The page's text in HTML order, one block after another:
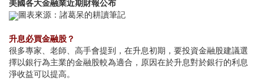
美國各大金融業近期財報公布
圖表來源：諸葛呆的耕讀筆記
升息必買金融股？
很多專家、老師、高手會提到，在升息初期，要投資金融股建議選
擇以銀行為主業的金融股較為適合，原因在於升息對於銀行的利息
淨收益可以提高。